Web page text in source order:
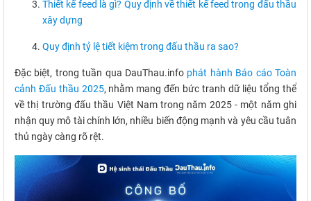
Thiết kế feed là gì? Quy định về thiết kế feed trong đấu thầu
xây dựng
Quy định tỷ lệ tiết kiệm trong đấu thầu ra sao?
Đặc biệt, trong tuần qua DauThau.info phát hành Báo cáo Toàn
cảnh Đấu thầu 2025, nhằm mang đến bức tranh dữ liệu tổng thể
về thị trường đấu thầu Việt Nam trong năm 2025 - một năm ghi
nhận quy mô tài chính lớn, nhiều biến động mạnh và yêu cầu tuân
thủ ngày càng rõ rệt.